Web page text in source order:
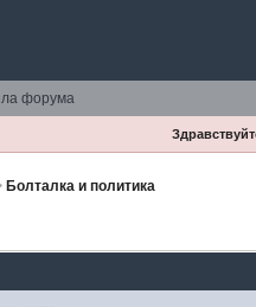
форума
Болталка и политика